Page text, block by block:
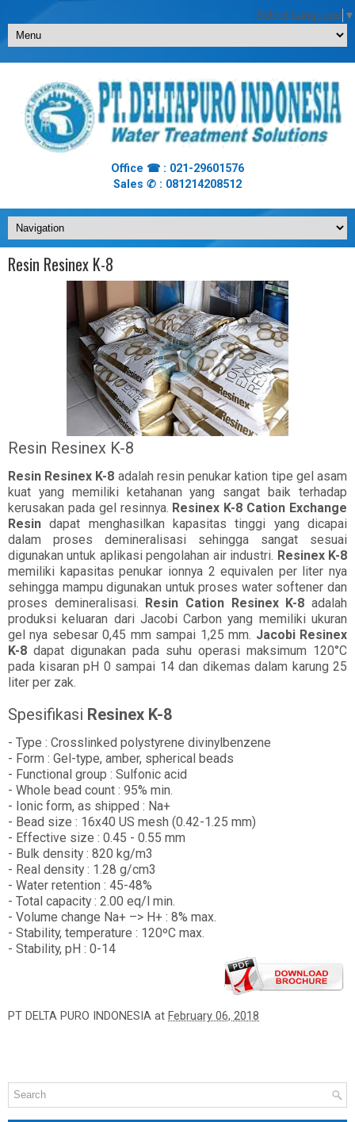
Select Language ▼
Office ☎ : 021-29601576
Sales ✆ : 081214208512
Resin Resinex K-8
Resin Resinex K-8
Resin Resinex K-8 adalah resin penukar kation tipe gel asam
kuat yang memiliki ketahanan yang sangat baik terhadap
kerusakan pada gel resinnya. Resinex K-8 Cation Exchange
Resin dapat menghasilkan kapasitas tinggi yang dicapai
dalam proses demineralisasi sehingga sangat sesuai
digunakan untuk aplikasi pengolahan air industri. Resinex K-8
memiliki kapasitas penukar ionnya 2 equivalen per liter nya
sehingga mampu digunakan untuk proses water softener dan
proses demineralisasi.
Resin Cation Resinex K-8 adalah
produksi keluaran dari Jacobi Carbon yang memiliki ukuran
gel nya sebesar 0,45 mm sampai 1,25 mm. Jacobi Resinex
K-8 dapat digunakan pada suhu operasi maksimum 120°C
pada kisaran pH 0 sampai 14 dan dikemas dalam karung 25
liter per zak.
Spesifikasi Resinex K-8
- Type : Crosslinked polystyrene divinylbenzene
- Form : Gel-type, amber, spherical beads
- Functional group : Sulfonic acid
- Whole bead count : 95% min.
- Ionic form, as shipped : Na+
- Bead size : 16x40 US mesh (0.42-1.25 mm)
- Effective size : 0.45 - 0.55 mm
- Bulk density : 820 kg/m3
- Real density : 1.28 g/cm3
- Water retention : 45-48%
- Total capacity : 2.00 eq/l min.
- Volume change Na+ –> H+ : 8% max.
- Stability, temperature : 120ºC max.
- Stability, pH : 0-14
PT DELTA PURO INDONESIA at February 06, 2018